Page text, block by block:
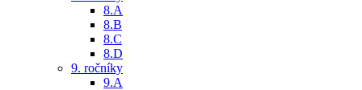
8.A
8.B
8.C
8.D
9. ročníky
9.A